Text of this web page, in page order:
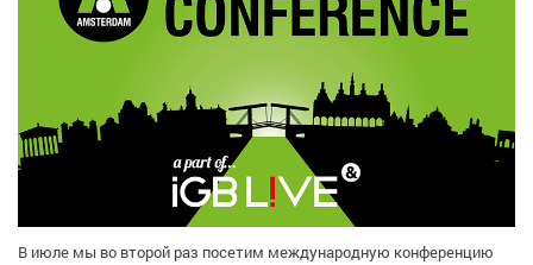
В июле мы во второй раз посетим международную конференцию